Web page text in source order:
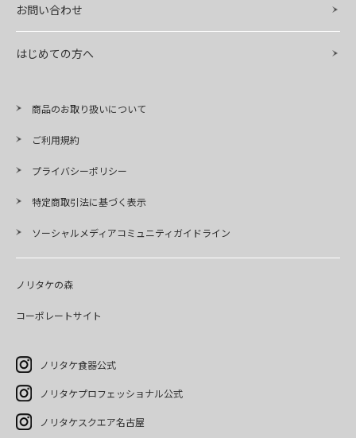
お問い合わせ
はじめての方へ
商品のお取り扱いについて
ご利用規約
プライバシーポリシー
特定商取引法に基づく表示
ソーシャルメディアコミュニティガイドライン
ノリタケの森
コーポレートサイト
ノリタケ食器公式
ノリタケプロフェッショナル公式
ノリタケスクエア名古屋